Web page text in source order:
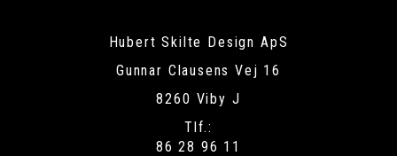
Hubert Skilte Design ApS
Gunnar Clausens Vej 16
8260 Viby J
Tlf.:
86 28 96 11